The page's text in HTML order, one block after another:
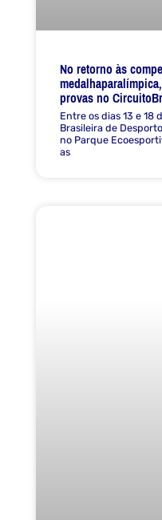
No retorno às
provas no
Entre os dias 13 e 18
Brasileira de
no Parque
as